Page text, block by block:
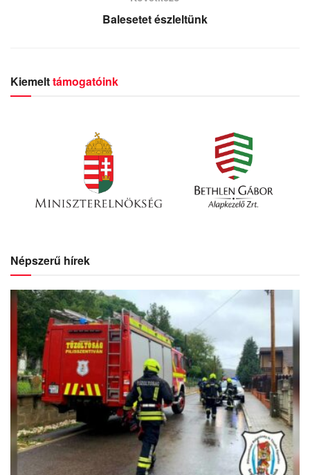
Balesetet észleltünk
Kiemelttámogatóink
Népszerű hírek